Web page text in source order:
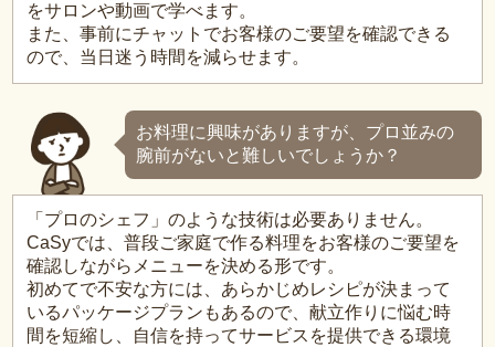
をサロンや動画で学べます。
また、事前にチャットでお客様のご要望を確認できる
ので、当日迷う時間を減らせます。
お料理に興味がありますが、プロ並みの
腕前がないと難しいでしょうか？
「プロのシェフ」のような技術は必要ありません。
CaSyでは、普段ご家庭で作る料理をお客様のご要望を
確認しながらメニューを決める形です。
初めてで不安な方には、あらかじめレシピが決まって
いるパッケージプランもあるので、献立作りに悩む時
間を短縮し、自信を持ってサービスを提供できる環境